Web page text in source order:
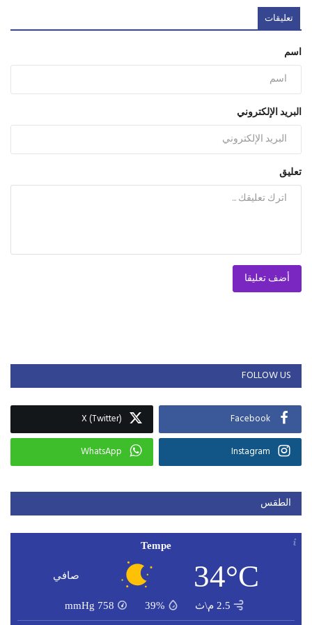
تعليقات
اسم
البريد الإلكتروني
تعليق
أضف تعليقا
FOLLOW US
Facebook
X (Twitter)
Instagram
WhatsApp
الطقس
Tempe
34°C صافي
2.5 م\ث 39%
758
mmHg